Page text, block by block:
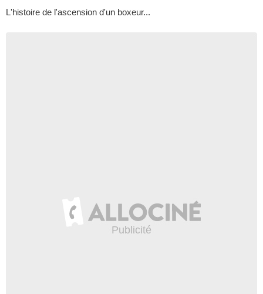
L'histoire de l'ascension d'un boxeur...